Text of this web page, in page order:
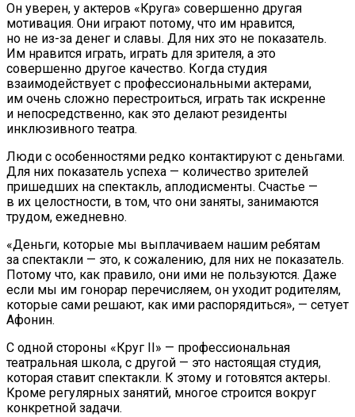
Он уверен, у актеров «Круга» совершенно другая
мотивация. Они играют потому, что им нравится,
но не из-за денег и славы. Для них это не показатель.
Им нравится играть, играть для зрителя, а это
совершенно другое качество. Когда студия
взаимодействует с профессиональными актерами,
им очень сложно перестроиться, играть так искренне
и непосредственно, как это делают резиденты
инклюзивного театра.
Люди с особенностями редко контактируют с деньгами.
Для них показатель успеха — количество зрителей
пришедших на спектакль, аплодисменты. Счастье —
в их целостности, в том, что они заняты, занимаются
трудом, ежедневно.
«Деньги, которые мы выплачиваем нашим ребятам
за спектакли — это, к сожалению, для них не показатель.
Потому что, как правило, они ими не пользуются. Даже
если мы им гонорар перечисляем, он уходит родителям,
которые сами решают, как ими распорядиться», — сетует
Афонин.
С одной стороны «Круг II» — профессиональная
театральная школа, с другой — это настоящая студия,
которая ставит спектакли. К этому и готовятся актеры.
Кроме регулярных занятий, многое строится вокруг
конкретной задачи.